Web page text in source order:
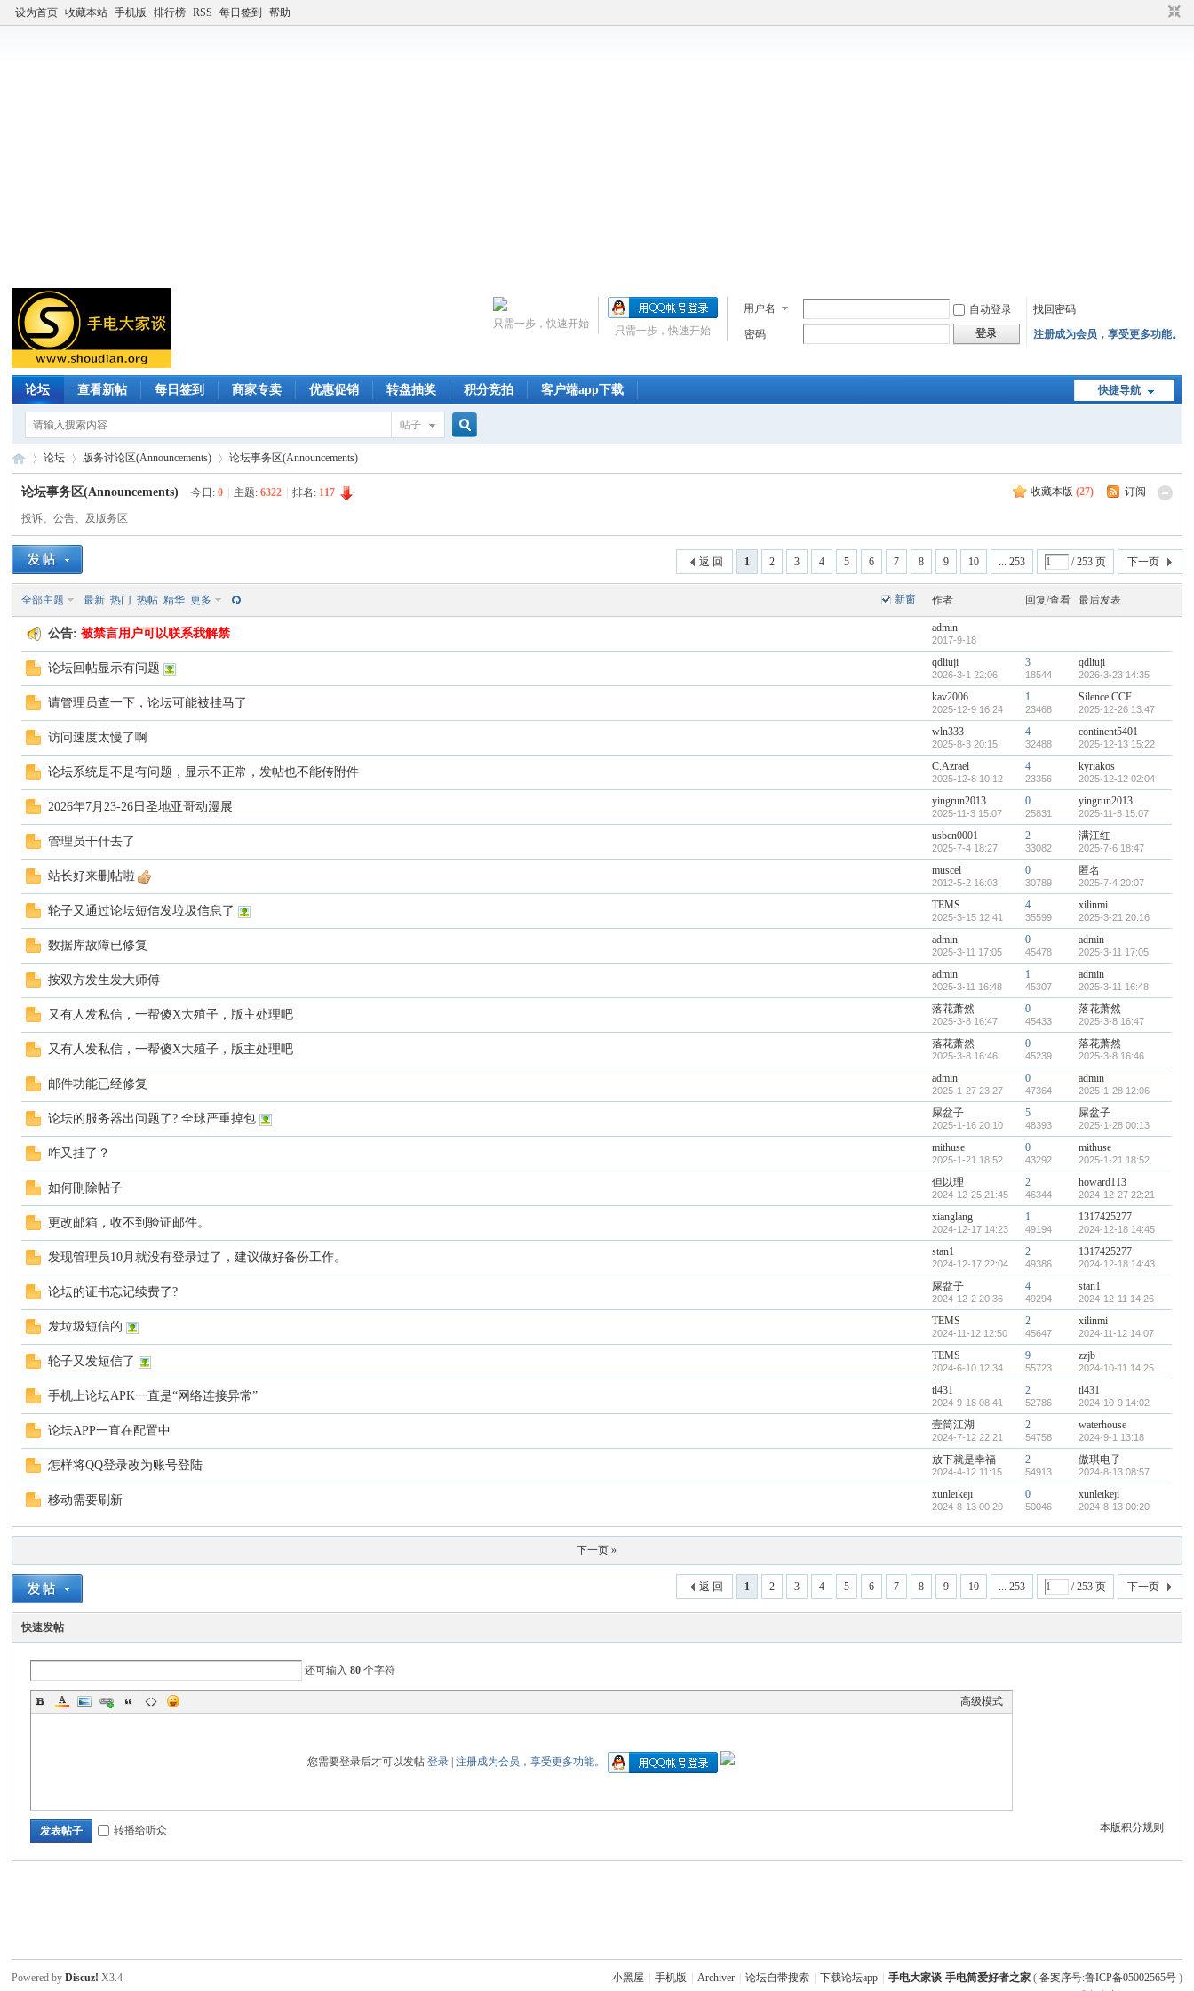
设为首页 收藏本站 手机版 排行榜 RSS 每日签到 帮助
用户名 自动登录
找回密码
密码
登录 注册成为会员，享受更多功能。
只需一步，快速开始
只需一步，快速开始
快捷导航
论坛 查看新帖 每日签到 商家专卖 优惠促销 转盘抽奖 积分竞拍 客户端app下载
帖子
手
家
电
爱
»
论坛
›
版务讨论区(Announcements)
›
论坛事务区(Announcements)
收藏本版 (27) 订阅
论坛事务区(Announcements) 今日:0 主题:6322 排名: 117
投诉、公告、及版务区
1 2 3 4 5 6 7 8 9 10 ... 253 / 253 页 下一页
返 回
新窗
全部主题 最新 热门 热帖 精华 更多 作者 回复/查看 最后发表
公告:被禁言用户可以联系我解禁 admin
2017-9-18
论坛回帖显示有问题 qdliuji
2026-3-1 22:06
3
18544
qdliuji
2026-3-23 14:35
请管理员查一下，论坛可能被挂马了 kav2006
2025-12-9 16:24
1
23468
Silence.CCF
2025-12-26 13:47
访问速度太慢了啊 wln333
2025-8-3 20:15
4
32488
continent5401
2025-12-13 15:22
论坛系统是不是有问题，显示不正常，发帖也不能传附件 C.Azrael
2025-12-8 10:12
4
23356
kyriakos
2025-12-12 02:04
2026年7月23-26日圣地亚哥动漫展 yingrun2013
2025-11-3 15:07
0
25831
yingrun2013
2025-11-3 15:07
管理员干什去了 usbcn0001
2025-7-4 18:27
2
33082
满江红
2025-7-6 18:47
站长好来删帖啦 muscel
2012-5-2 16:03
0
30789
匿名
2025-7-4 20:07
轮子又通过论坛短信发垃圾信息了 TEMS
2025-3-15 12:41
4
35599
xilinmi
2025-3-21 20:16
数据库故障已修复 admin
2025-3-11 17:05
0
45478
admin
2025-3-11 17:05
按双方发生发大师傅 admin
2025-3-11 16:48
1
45307
admin
2025-3-11 16:48
又有人发私信，一帮傻X大殖子，版主处理吧 落花萧然
2025-3-8 16:47
0
45433
落花萧然
2025-3-8 16:47
又有人发私信，一帮傻X大殖子，版主处理吧 落花萧然
2025-3-8 16:46
0
45239
落花萧然
2025-3-8 16:46
邮件功能已经修复 admin
2025-1-27 23:27
0
47364
admin
2025-1-28 12:06
论坛的服务器出问题了? 全球严重掉包 屎盆子
2025-1-16 20:10
5
48393
屎盆子
2025-1-28 00:13
咋又挂了？ mithuse
2025-1-21 18:52
0
43292
mithuse
2025-1-21 18:52
如何刪除帖子 但以理
2024-12-25 21:45
2
46344
howard113
2024-12-27 22:21
更改邮箱，收不到验证邮件。 xianglang
2024-12-17 14:23
1
49194
1317425277
2024-12-18 14:45
发现管理员10月就没有登录过了，建议做好备份工作。 stan1
2024-12-17 22:04
2
49386
1317425277
2024-12-18 14:43
论坛的证书忘记续费了? 屎盆子
2024-12-2 20:36
4
49294
stan1
2024-12-11 14:26
发垃圾短信的 TEMS
2024-11-12 12:50
2
45647
xilinmi
2024-11-12 14:07
轮子又发短信了 TEMS
2024-6-10 12:34
9
55723
zzjb
2024-10-11 14:25
手机上论坛APK一直是“网络连接异常” tl431
2024-9-18 08:41
2
52786
tl431
2024-10-9 14:02
论坛APP一直在配置中 壹筒江湖
2024-7-12 22:21
2
54758
waterhouse
2024-9-1 13:18
怎样将QQ登录改为账号登陆 放下就是幸福
2024-4-12 11:15
2
54913
傲琪电子
2024-8-13 08:57
移动需要刷新 xunleikeji
2024-8-13 00:20
0
50046
xunleikeji
2024-8-13 00:20
下一页 »
1 2 3 4 5 6 7 8 9 10 ... 253 / 253 页 下一页
返 回
快速发帖
还可输入80 个字符
高级模式
您需要登录后才可以发帖登录 |注册成为会员，享受更多功能。
本版积分规则
发表帖子 转播给听众
小黑屋 手机版 Archiver 论坛自带搜索 下载论坛app 手电大家谈-手电筒爱好者之家( 备案序号:鲁ICP备05002565号)
Powered byDiscuz! X3.4